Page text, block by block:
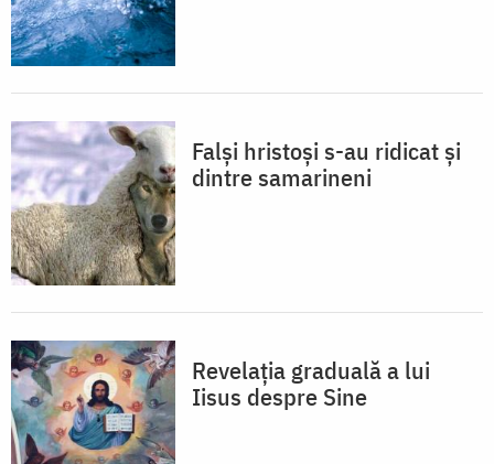
Falşi hristoşi s-au ridicat şi
dintre samarineni
Revelaţia graduală a lui
Iisus despre Sine